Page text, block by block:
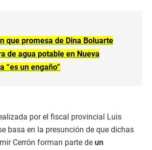
que promesa de Dina Boluarte
de agua potable en Nueva
“es un engaño”
por el fiscal provincial Luis
basa en la presunción de que dichas
Cerrón forman parte de un